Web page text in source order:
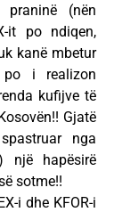
(nën
it po ndiqen,
kanë mbetur
po i realizon
kufijve të
Gjatë
nga
një hapësirë
sotme!!
i dhe KFOR-i